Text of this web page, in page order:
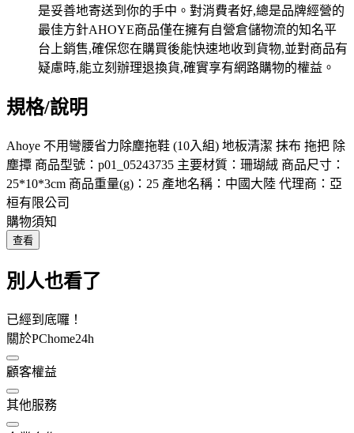
規格/說明
Ahoye 不用彎腰省力除塵拖鞋 (10入組) 地板清潔 抹布 拖把 除
塵撢 商品型號：p01_05243735 主要材質：珊瑚絨 商品尺寸：
25*10*3cm 商品重量(g)：25 產地名稱：中國大陸 代理商：亞
桓有限公司
購物須知
查看
別人也看了
已經到底囉！
關於PChome24h
顧客權益
其他服務